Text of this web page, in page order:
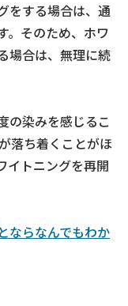
をする場合は、通
。そのため、ホワ
場合は、無理に続
の染みを感じるこ
落ち着くことがほ
イトニングを再開
ならなんでもわか